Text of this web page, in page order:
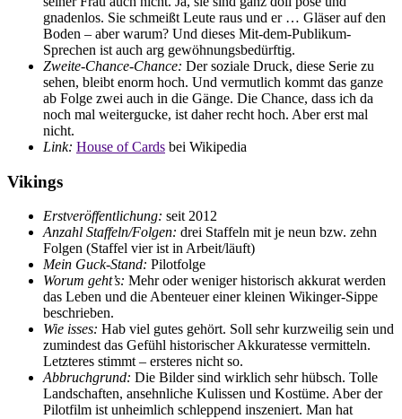
gnadenlos. Sie schmeißt Leute raus und er … Gläser auf den
Boden – aber warum? Und dieses Mit-dem-Publikum-
Sprechen ist auch arg gewöhnungsbedürftig.
Zweite-Chance-Chance: Der soziale Druck, diese Serie zu
sehen, bleibt enorm hoch. Und vermutlich kommt das ganze
ab Folge zwei auch in die Gänge. Die Chance, dass ich da
noch mal weitergucke, ist daher recht hoch. Aber erst mal
nicht.
Link: House of Cards bei Wikipedia
Vikings
Erstveröffentlichung: seit 2012
Anzahl Staffeln/Folgen: drei Staffeln mit je neun bzw. zehn
Folgen (Staffel vier ist in Arbeit/läuft)
Mein Guck-Stand: Pilotfolge
Worum geht’s: Mehr oder weniger historisch akkurat werden
das Leben und die Abenteuer einer kleinen Wikinger-Sippe
beschrieben.
Wie isses: Hab viel gutes gehört. Soll sehr kurzweilig sein und
zumindest das Gefühl historischer Akkuratesse vermitteln.
Letzteres stimmt – ersteres nicht so.
Abbruchgrund: Die Bilder sind wirklich sehr hübsch. Tolle
Landschaften, ansehnliche Kulissen und Kostüme. Aber der
Pilotfilm ist unheimlich schleppend inszeniert. Man hat